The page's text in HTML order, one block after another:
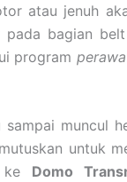
atau jenuh
pada bagian
program
sampai muncul
untuk
ke Domo